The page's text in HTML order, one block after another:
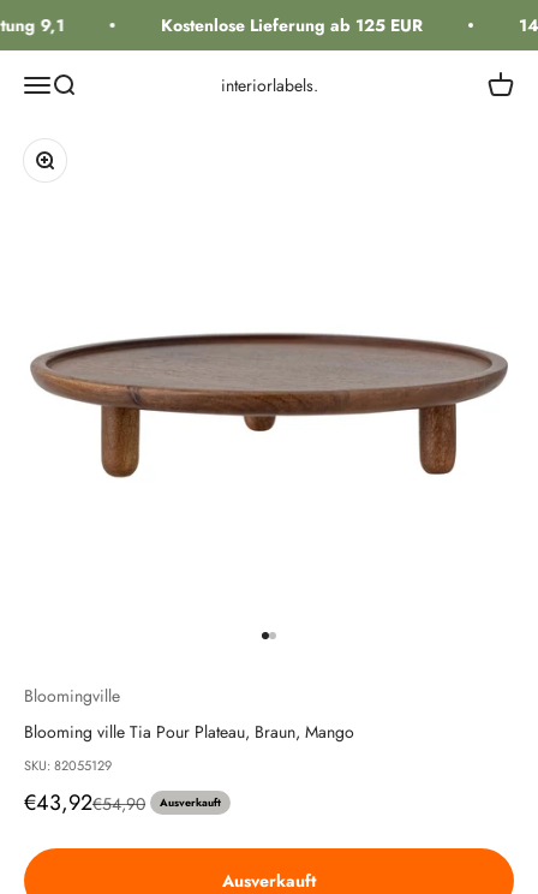
9,1 Kostenlose Lieferung ab 125 EUR
Navigationsmenü öffnen
Suche öffnen interiorlabels.
Bild vergrößern
Bloomingville
Blooming ville Tia Pour Plateau, Braun, Mango
SKU: 82055129
Angebot
€43,92Regulärer Preis
€54,90 Ausverkauft
Ausverkauft